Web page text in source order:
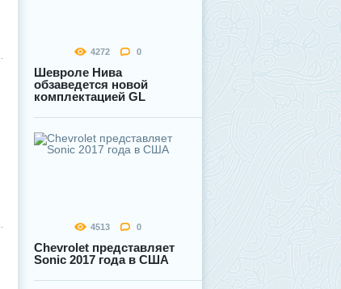
4272 0
Шевроле Нива
обзаведется новой
комплектацией GL
4513 0
Chevrolet представляет
Sonic 2017 года в США